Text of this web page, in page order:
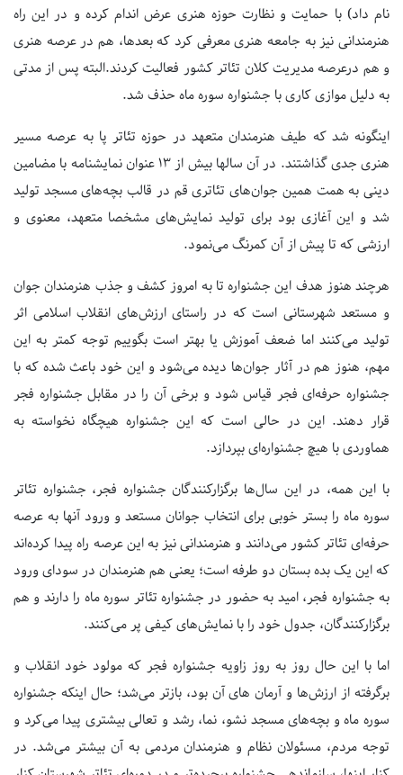
نام داد) با حمایت و نظارت حوزه هنری عرض اندام کرده و در این راه
هنرمندانی نیز به جامعه هنری معرفی کرد که بعدها، هم در عرصه هنری
و هم درعرصه مدیریت کلان تئاتر کشور فعالیت کردند.البته پس از مدتی
به دلیل موازی کاری با جشنواره سوره ماه حذف شد.
اینگونه شد که طیف هنرمندان متعهد در حوزه تئاتر پا به عرصه مسیر
هنری جدی گذاشتند. در آن سالها بیش از 13 عنوان نمایشنامه با مضامین
دینی به همت همین جوان‌های تئاتری قم در قالب بچه‌های مسجد تولید
شد و این آغازی بود برای تولید نمایش‌های مشخصا متعهد، معنوی و
ارزشی که تا پیش از آن کمرنگ می‌نمود.
هرچند هنوز هدف این جشنواره تا به امروز کشف و جذب هنرمندان جوان
و مستعد شهرستانی است که در راستای ارزش‌های انقلاب اسلامی اثر
تولید می‌کنند اما ضعف آموزش یا بهتر است بگوییم توجه کمتر به این
مهم، هنوز هم در آثار جوان‌ها دیده می‌شود و این خود باعث شده که با
جشنواره حرفه‌ای فجر قیاس شود و برخی آن را در مقابل جشنواره فجر
قرار دهند. این در حالی است که این جشنواره هیچگاه نخواسته به
هماوردی با هیچ جشنواره‌ای بپردازد.
با این همه، در این سال‌ها برگزارکنندگان جشنواره فجر، جشنواره تئاتر
سوره ماه را بستر خوبی برای انتخاب جوانان مستعد و ورود آنها به عرصه
حرفه‌ای تئاتر کشور می‌دانند و هنرمندانی نیز به این عرصه راه پیدا کرده‌اند
که این یک بده بستان دو طرفه است؛ یعنی هم هنرمندان در سودای ورود
به جشنواره فجر، امید به حضور در جشنواره تئاتر سوره ماه را دارند و هم
برگزارکنندگان، جدول خود را با نمایش‌های کیفی پر می‌کنند.
اما با این حال روز به روز زاویه جشنواره فجر که مولود خود انقلاب و
برگرفته از ارزش‌ها و آرمان های آن بود، بازتر می‌شد؛ حال اینکه جشنواره
سوره ماه و بچه‌های مسجد نشو، نما، رشد و تعالی بیشتری پیدا می‌کرد و
توجه مردم، مسئولان نظام و هنرمندان مردمی به آن بیشتر می‌شد. در